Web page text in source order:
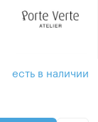
есть в наличии